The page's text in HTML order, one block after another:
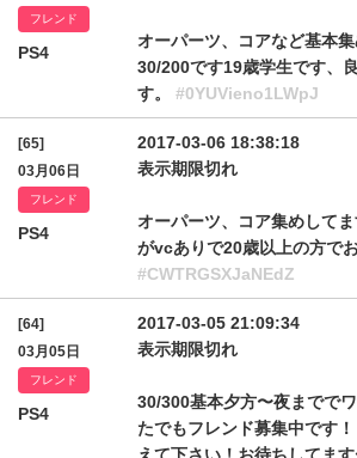
フレンド
PS4
オーパーツ、コアなど基本
30/200です19歳学生です、
す。 #0YUVieno1LWpJ
[65]
03月06日
フレンド
PS4
2017-03-06 18:38:18
表示期限切れ
オーパーツ、コア集めして
がvcありで20歳以上の方で
#CWTRGSXJaNEdZ
[64]
03月05日
フレンド
PS4
2017-03-05 21:09:34
表示期限切れ
30/300基本夕方〜夜までで
たでもフレンド募集中です